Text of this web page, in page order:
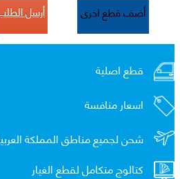
أضف قطع اخرى أرسل
قطع اصلية
اسعار منافسة
شحن لجميع مناطق المملكة
كتالوج متكامل لقطع الغيار